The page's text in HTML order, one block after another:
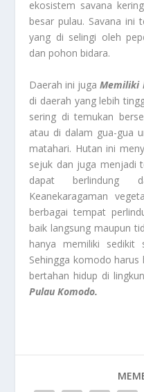
ekosistem savana
besar pulau. Savana ini
yang di selingi oleh
dan pohon bidara.
Daerah ini jugaMemiliki
di daerah yang lebih
sering di temukan
atau di dalam gua-gua
matahari. Hutan ini
sejuk dan juga menjadi
dapat berlindung
Keanekaragaman
berbagai tempat
baik langsung maupun
hanya memiliki sedikit
Sehingga komodo
bertahan hidup di
Pulau Komodo.